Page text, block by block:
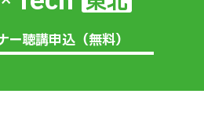
聴講申込（無料）